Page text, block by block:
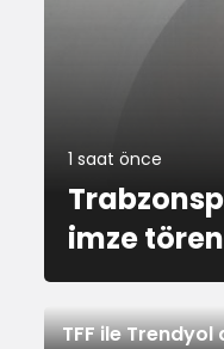
1 saat önce
imze
TFF ile Trendyol